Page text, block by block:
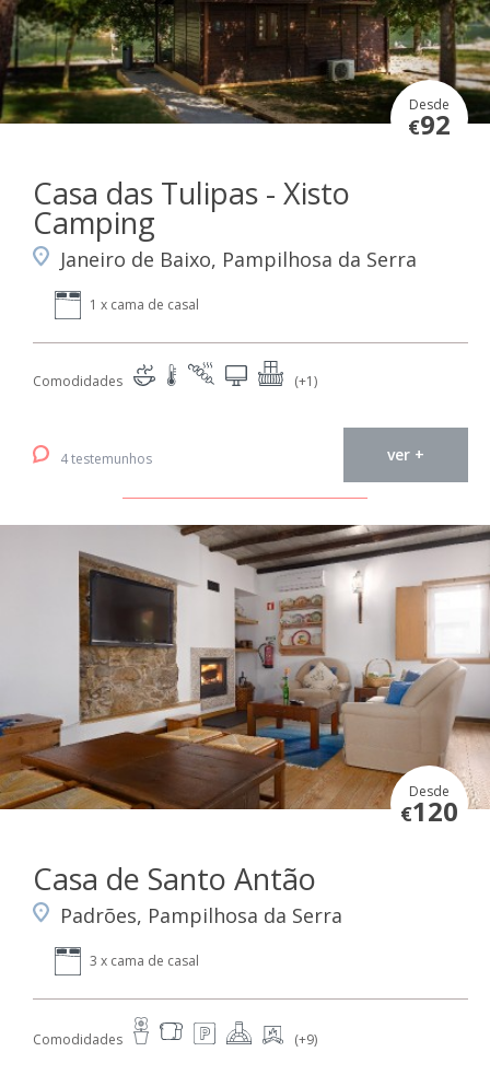
Desde
€92
Casa das Tulipas - Xisto
Camping
Janeiro de Baixo, Pampilhosa da Serra
1 x cama de casal
Comodidades (+1)
4 testemunhos ver +
Desde
€120
Casa de Santo Antão
Padrões, Pampilhosa da Serra
3 x cama de casal
Comodidades (+9)